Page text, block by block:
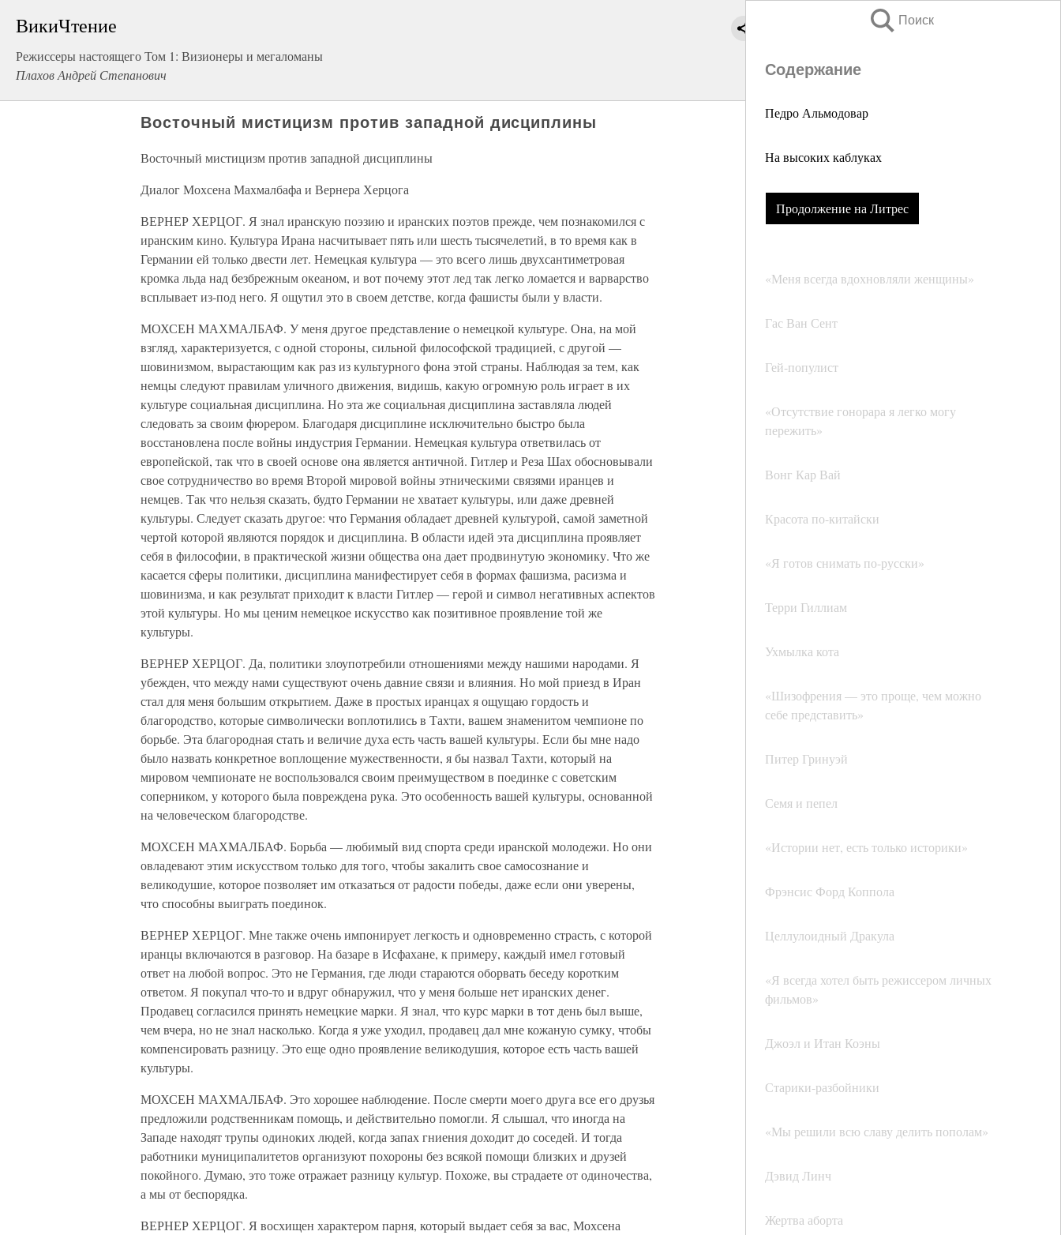
ВикиЧтение
Режиссеры настоящего Том 1: Визионеры и мегаломаны
Плахов Андрей Степанович
Поиск
Содержание
Педро Альмодовар
На высоких каблуках
Продолжение на Литрес
«Меня всегда вдохновляли женщины»
Гас Ван Сент
Гей-популист
«Отсутствие гонорара я легко могу
пережить»
Вонг Кар Вай
Красота по-китайски
«Я готов снимать по-русски»
Терри Гиллиам
Ухмылка кота
«Шизофрения — это проще, чем можно
себе представить»
Питер Гринуэй
Семя и пепел
«Истории нет, есть только историки»
Фрэнсис Форд Коппола
Целлулоидный Дракула
«Я всегда хотел быть режиссером личных
фильмов»
Джоэл и Итан Коэны
Старики-разбойники
«Мы решили всю славу делить пополам»
Дэвид Линч
Жертва аборта
Восточный мистицизм против западной дисциплины
Восточный мистицизм против западной дисциплины
Диалог Мохсена Махмалбафа и Вернера Херцога
ВЕРНЕР ХЕРЦОГ. Я знал иранскую поэзию и иранских поэтов прежде, чем познакомился с
иранским кино. Культура Ирана насчитывает пять или шесть тысячелетий, в то время как в
Германии ей только двести лет. Немецкая культура — это всего лишь двухсантиметровая
кромка льда над безбрежным океаном, и вот почему этот лед так легко ломается и варварство
всплывает из-под него. Я ощутил это в своем детстве, когда фашисты были у власти.
МОХСЕН МАХМАЛБАФ. У меня другое представление о немецкой культуре. Она, на мой
взгляд, характеризуется, с одной стороны, сильной философской традицией, с другой —
шовинизмом, вырастающим как раз из культурного фона этой страны. Наблюдая за тем, как
немцы следуют правилам уличного движения, видишь, какую огромную роль играет в их
культуре социальная дисциплина. Но эта же социальная дисциплина заставляла людей
следовать за своим фюрером. Благодаря дисциплине исключительно быстро была
восстановлена после войны индустрия Германии. Немецкая культура ответвилась от
европейской, так что в своей основе она является античной. Гитлер и Реза Шах обосновывали
свое сотрудничество во время Второй мировой войны этническими связями иранцев и
немцев. Так что нельзя сказать, будто Германии не хватает культуры, или даже древней
культуры. Следует сказать другое: что Германия обладает древней культурой, самой заметной
чертой которой являются порядок и дисциплина. В области идей эта дисциплина проявляет
себя в философии, в практической жизни общества она дает продвинутую экономику. Что же
касается сферы политики, дисциплина манифестирует себя в формах фашизма, расизма и
шовинизма, и как результат приходит к власти Гитлер — герой и символ негативных аспектов
этой культуры. Но мы ценим немецкое искусство как позитивное проявление той же
культуры.
ВЕРНЕР ХЕРЦОГ. Да, политики злоупотребили отношениями между нашими народами. Я
убежден, что между нами существуют очень давние связи и влияния. Но мой приезд в Иран
стал для меня большим открытием. Даже в простых иранцах я ощущаю гордость и
благородство, которые символически воплотились в Тахти, вашем знаменитом чемпионе по
борьбе. Эта благородная стать и величие духа есть часть вашей культуры. Если бы мне надо
было назвать конкретное воплощение мужественности, я бы назвал Тахти, который на
мировом чемпионате не воспользовался своим преимуществом в поединке с советским
соперником, у которого была повреждена рука. Это особенность вашей культуры, основанной
на человеческом благородстве.
МОХСЕН МАХМАЛБАФ. Борьба — любимый вид спорта среди иранской молодежи. Но они
овладевают этим искусством только для того, чтобы закалить свое самосознание и
великодушие, которое позволяет им отказаться от радости победы, даже если они уверены,
что способны выиграть поединок.
ВЕРНЕР ХЕРЦОГ. Мне также очень импонирует легкость и одновременно страсть, с которой
иранцы включаются в разговор. На базаре в Исфахане, к примеру, каждый имел готовый
ответ на любой вопрос. Это не Германия, где люди стараются оборвать беседу коротким
ответом. Я покупал что-то и вдруг обнаружил, что у меня больше нет иранских денег.
Продавец согласился принять немецкие марки. Я знал, что курс марки в тот день был выше,
чем вчера, но не знал насколько. Когда я уже уходил, продавец дал мне кожаную сумку, чтобы
компенсировать разницу. Это еще одно проявление великодушия, которое есть часть вашей
культуры.
МОХСЕН МАХМАЛБАФ. Это хорошее наблюдение. После смерти моего друга все его друзья
предложили родственникам помощь, и действительно помогли. Я слышал, что иногда на
Западе находят трупы одиноких людей, когда запах гниения доходит до соседей. И тогда
работники муниципалитетов организуют похороны без всякой помощи близких и друзей
покойного. Думаю, это тоже отражает разницу культур. Похоже, вы страдаете от одиночества,
а мы от беспорядка.
ВЕРНЕР ХЕРЦОГ. Я восхищен характером парня, который выдает себя за вас, Мохсена